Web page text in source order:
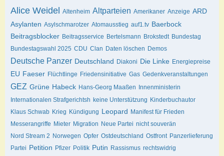
Alice Weidel Altenheim Altparteien Amerikaner Anzeige ARD
Asylanten Asylschmarotzer Atomausstieg auf1.tv Baerbock
Beitragsblocker Beitragsservice Bertelsmann Brokstedt Bundestag
Bundestagswahl 2025 CDU Clan Daten löschen Demos
Deutsche Panzer Deutschland Diakoni Die Linke Energiepreise
EU Faeser Flüchtlinge Friedensinitiative Gas Gedenkveranstaltungen
GEZ Grüne Habeck Hans-Georg Maaßen
Innenministerin
Internationalen Strafgerichtsh keine Unterstützung Kinderbuchautor
Klaus Schwab Krieg Kündigung Leopard Manifest für Frieden
Messerangriffe Mieter Migration Neue Partei nicht souverän
Nord Stream 2 Norwegen Opfer Ostdeutschland Ostfront Panzerlieferung
Partei Petition Pfizer Politik Putin Rassismus rechtswidrig